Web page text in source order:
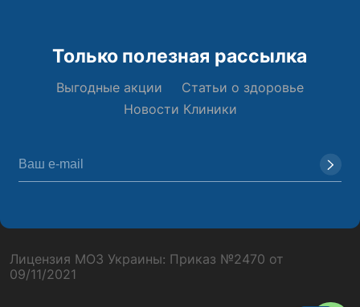
Только полезная рассылка
Выгодные акции
Статьи о здоровье
Новости Клиники
Лицензия МОЗ Украины: Приказ №2470 от
09/11/2021